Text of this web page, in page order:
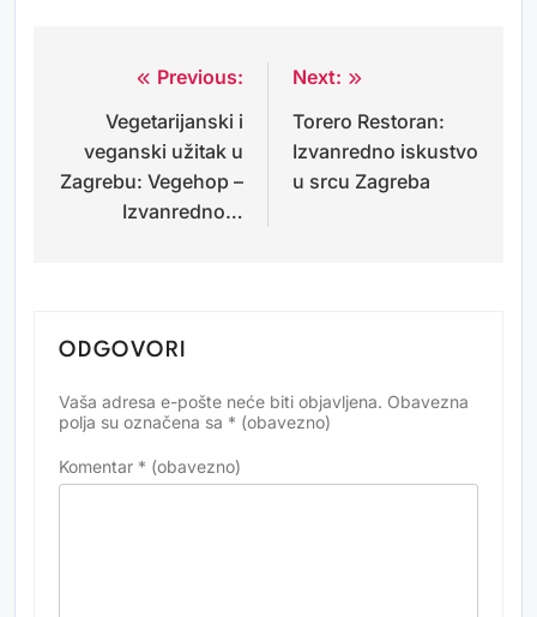
Navigacija
objava
Previous:
Vegetarijanski i
veganski užitak u
Zagrebu: Vegehop –
Izvanredno…
Next:
Torero Restoran:
Izvanredno iskustvo
u srcu Zagreba
ODGOVORI
Vaša adresa e-pošte neće biti objavljena. Obavezna
polja su označena sa * (obavezno)
Komentar * (obavezno)
Alternative: